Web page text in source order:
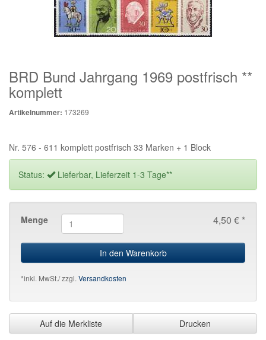
BRD Bund Jahrgang 1969 postfrisch **
komplett
Artikelnummer: 173269
Nr. 576 - 611 komplett postfrisch 33 Marken + 1 Block
Status: Lieferbar, Lieferzeit 1-3 Tage**
4,50 € *
Menge
In den Warenkorb
*inkl. MwSt./ zzgl.Versandkosten
Auf die Merkliste Drucken